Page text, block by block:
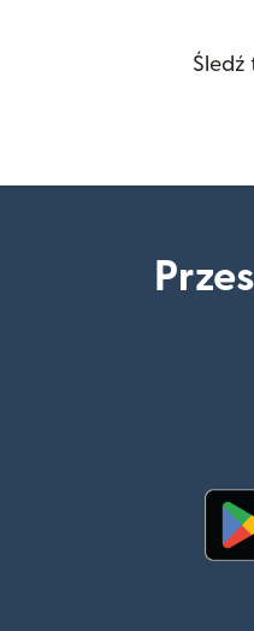
Śledź